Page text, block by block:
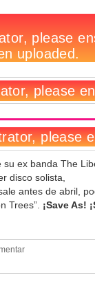
su ex banda The
disco solista,
antes de abril,
Trees”. ¡Save As!